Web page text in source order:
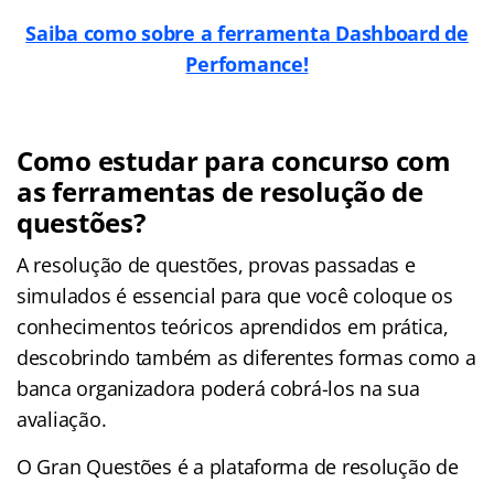
Saiba como sobre a ferramenta Dashboard de
Perfomance!
Como estudar para concurso com
as ferramentas de resolução de
questões?
A resolução de questões, provas passadas e
simulados é essencial para que você coloque os
conhecimentos teóricos aprendidos em prática,
descobrindo também as diferentes formas como a
banca organizadora poderá cobrá-los na sua
avaliação.
O Gran Questões é a plataforma de resolução de